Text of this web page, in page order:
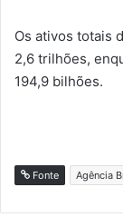
Os ativos totais
2,6 trilhões,
194,9 bilhões.
Fonte Agência